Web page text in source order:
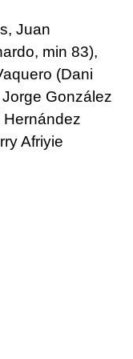
Juan
min 83),
(Dani
González
Hernández
Afriyie